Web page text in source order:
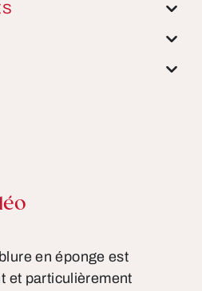
le produit
en éponge est
et particulièrement